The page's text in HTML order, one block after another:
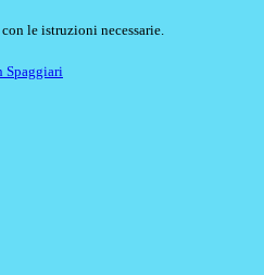
le istruzioni necessarie.
Spaggiari